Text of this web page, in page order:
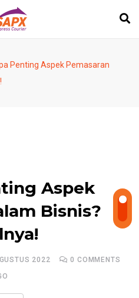
Penting Aspek Pemasaran
Aspek
Bisnis?
2022 0 COMMENTS